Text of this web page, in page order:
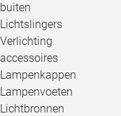
buiten
Lichtslingers
Verlichting
accessoires
Lampenkappen
Lampenvoeten
Lichtbronnen